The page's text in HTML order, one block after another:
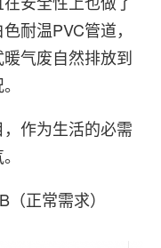
耐温PVC管道，
气废自然排放到
作为生活的必需
正常需求）